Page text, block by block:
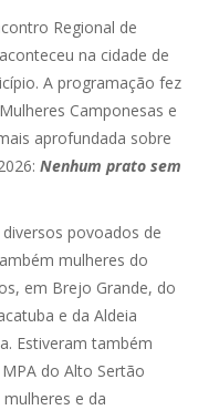
Regional de
na cidade de
A programação fez
Camponesas e
aprofundada sobre
Nenhum prato sem
povoados de
mulheres do
em Brejo Grande, do
e da Aldeia
Estiveram também
do Alto Sertão
e da